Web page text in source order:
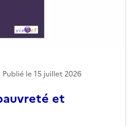
et
le15 juillet 2026